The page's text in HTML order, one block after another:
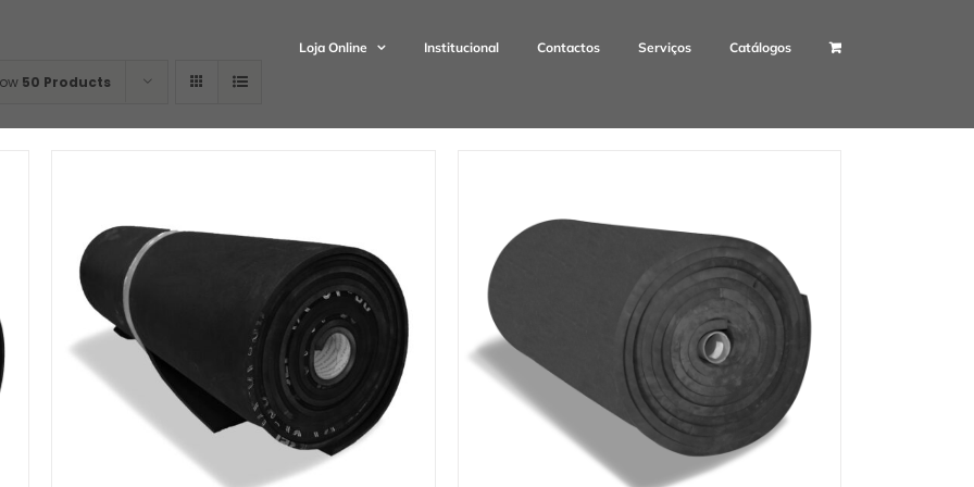
Loja Online Institucional Contactos Serviços Catálogos
50 Products